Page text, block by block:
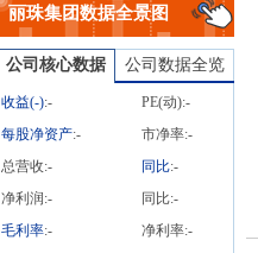
珠集团:关于为子公司提供
担保的进展公告》
丽珠集团数据全景图
公司核心数据 公司数据全览
收益(-):- PE(动):-
每股净资产:- 市净率:-
总营收:- 同比:-
净利润:- 同比:-
毛利率:- 净利率:-